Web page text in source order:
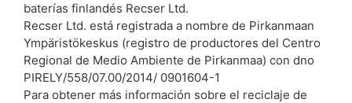
baterías finlandés Recser Ltd.
Recser Ltd. está registrada a nombre de Pirkanmaan
Ympäristökeskus (registro de productores del Centro
Regional de Medio Ambiente de Pirkanmaa) con dno
PIRELY/558/07.00/2014/ 0901604-1
Para obtener más información sobre el reciclaje de